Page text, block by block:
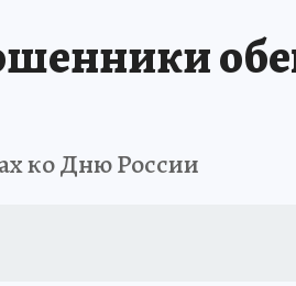
ко Дню России